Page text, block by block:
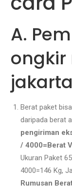
A.
Berat paket
daripada berat
pengiriman
/ 4000=Berat
Ukuran Paket
4000=146 Kg,
Rumusan